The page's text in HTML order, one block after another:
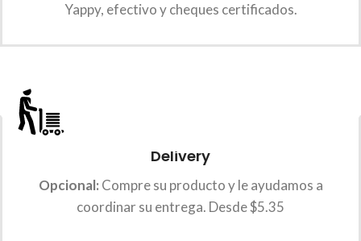
Yappy, efectivo y cheques certificados.
Delivery
Opcional: Compre su producto y le ayudamos a
coordinar su entrega. Desde $5.35